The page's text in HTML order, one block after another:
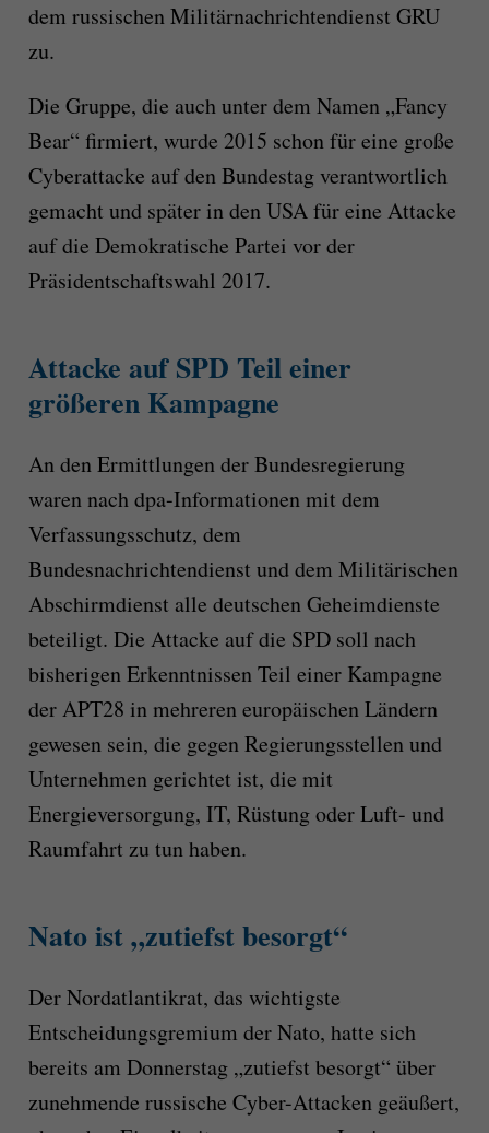
dem russischen Militärnachrichtendienst GRU
zu.
Die Gruppe, die auch unter dem Namen „Fancy
Bear“ firmiert, wurde 2015 schon für eine große
Cyberattacke auf den Bundestag verantwortlich
gemacht und später in den USA für eine Attacke
auf die Demokratische Partei vor der
Präsidentschaftswahl 2017.
Attacke auf SPD Teil einer
größeren Kampagne
An den Ermittlungen der Bundesregierung
waren nach dpa-Informationen mit dem
Verfassungsschutz, dem
Bundesnachrichtendienst und dem Militärischen
Abschirmdienst alle deutschen Geheimdienste
beteiligt. Die Attacke auf die SPD soll nach
bisherigen Erkenntnissen Teil einer Kampagne
der APT28 in mehreren europäischen Ländern
gewesen sein, die gegen Regierungsstellen und
Unternehmen gerichtet ist, die mit
Energieversorgung, IT, Rüstung oder Luft- und
Raumfahrt zu tun haben.
Nato ist „zutiefst besorgt“
Der Nordatlantikrat, das wichtigste
Entscheidungsgremium der Nato, hatte sich
bereits am Donnerstag „zutiefst besorgt“ über
zunehmende russische Cyber-Attacken geäußert,